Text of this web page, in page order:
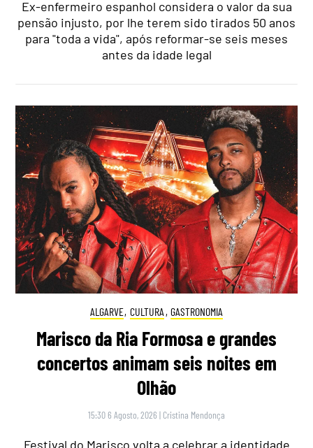
Ex-enfermeiro espanhol considera o valor da sua
pensão injusto, por lhe terem sido tirados 50 anos
para "toda a vida", após reformar-se seis meses
antes da idade legal
ALGARVE, CULTURA , GASTRONOMIA
Marisco da Ria Formosa e grandes
concertos animam seis noites em
Olhão
15:30 6 Agosto, 2026 | Cristina Mendonça
Festival do Marisco volta a celebrar a identidade